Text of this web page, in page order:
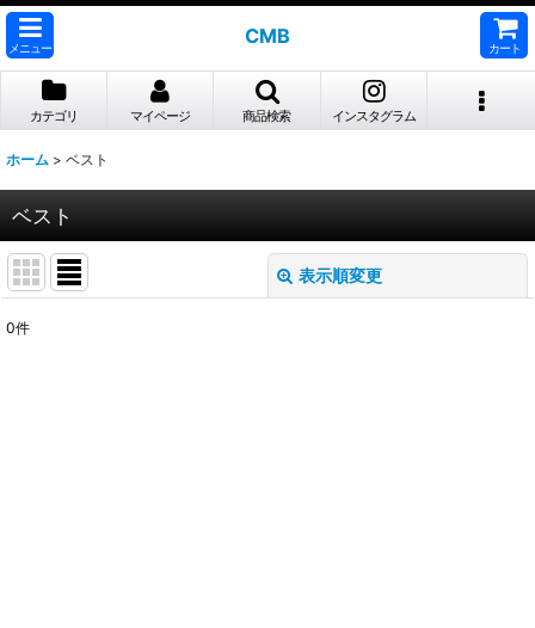
メニュー
CMB
カート
カテゴリ マイページ 商品検索 インスタグラム
ホーム > ベスト
ベスト
表示順変更
0件